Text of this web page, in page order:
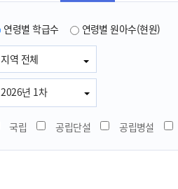
연령별 학급수 연령별 원아수(현원)
지역 전체
2026년 1차
국립 공립단설 공립병설